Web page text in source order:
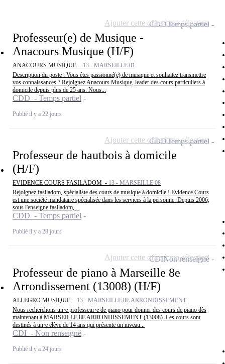
Professeur(e) de Musique -
Anacours Musique (H/F)
ANACOURS MUSIQUE - 13 - MARSEILLE 01
Description du poste : Vous êtes passionné(e) de musique et souhaitez transmettre
vos connaissances ? Rejoignez Anacours Musique, leader des cours particuliers à
domicile depuis plus de 25 ans. Nous...
CDD - Temps partiel
Publié il y a 22 jours
CDDTemps partiel
Ajouter cette offre à ma sélection
Professeur de hautbois à domicile
(H/F)
EVIDENCE COURS FASILADOM - 13 - MARSEILLE 08
Rejoignez fasiladom, spécialiste des cours de musique à domicile ! Evidence Cours
est une société mandataire spécialisée dans les services à la personne. Depuis 2006,
sous l'enseigne fasiladom,...
CDD - Temps partiel
Publié il y a 28 jours
CDDTemps partiel
Ajouter cette offre à ma sélection
Professeur de piano à Marseille 8e
Arrondissement (13008) (H/F)
ALLEGRO MUSIQUE - 13 - MARSEILLE 8E ARRONDISSEMENT
Nous recherchons un·e professeur·e de piano pour donner des cours de piano dès
maintenant à MARSEILLE 8E ARRONDISSEMENT (13008). Les cours sont
destinés à un·e élève de 14 ans qui présente un niveau...
CDI - Non renseigné
Publié il y a 24 jours
CDINon renseigné
Ajouter cette offre à ma sélection